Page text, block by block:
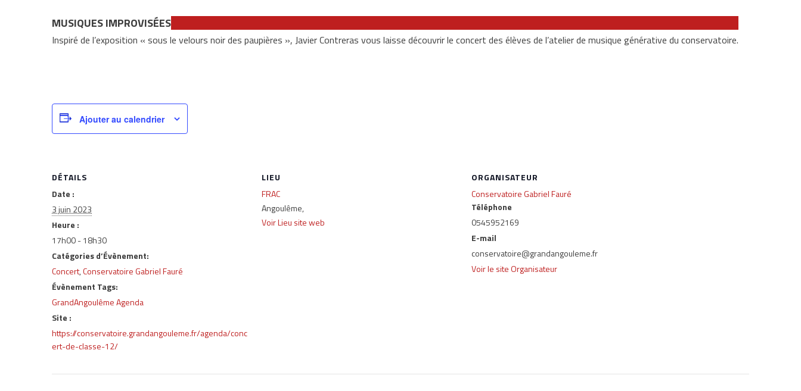
MUSIQUES IMPROVISÉES
Inspiré de l’exposition « sous le velours noir des paupières », Javier Contreras vous laisse découvrir le concert des élèves de l’atelier de musique générative du conservatoire.
Ajouter au calendrier
DÉTAILS
Date :
3 juin 2023
Heure :
17h00 - 18h30
Catégories d’Évènement:
Concert,Conservatoire Gabriel Fauré
Évènement Tags:
GrandAngoulême Agenda
Site :
https://conservatoire.grandangouleme.fr/agenda/conc
ert-de-classe-12/
LIEU
FRAC
Angoulême,
Voir Lieu site web
ORGANISATEUR
Conservatoire Gabriel Fauré
Téléphone
0545952169
E-mail
conservatoire@grandangouleme.fr
Voir le site Organisateur